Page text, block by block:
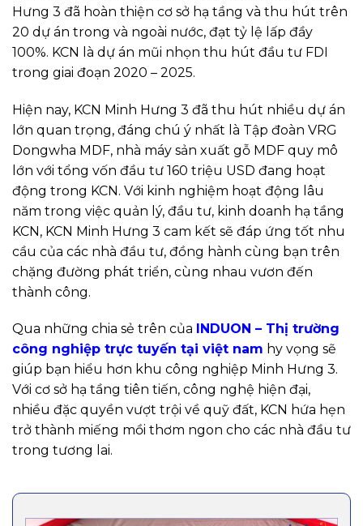
Hưng 3 đã hoàn thiện cơ sở hạ tầng và thu hút trên
20 dự án trong và ngoài nước, đạt tỷ lệ lấp đầy
100%. KCN là dự án mũi nhọn thu hút đầu tư FDI
trong giai đoạn 2020 – 2025.
Hiện nay, KCN Minh Hưng 3 đã thu hút nhiều dự án
lớn quan trọng, đáng chú ý nhất là Tập đoàn VRG
Dongwha MDF, nhà máy sản xuất gỗ MDF quy mô
lớn với tổng vốn đầu tư 160 triệu USD đang hoạt
động trong KCN. Với kinh nghiệm hoạt động lâu
năm trong việc quản lý, đầu tư, kinh doanh hạ tầng
KCN, KCN Minh Hưng 3 cam kết sẽ đáp ứng tốt nhu
cầu của các nhà đầu tư, đồng hành cùng bạn trên
chặng đường phát triển, cùng nhau vươn đến
thành công.
Qua những chia sẻ trên của
INDUON – Thị trường
công nghiệp trực tuyến tại việt nam hy vọng sẽ
giúp bạn hiểu hơn khu công nghiệp Minh Hưng 3.
Với cơ sở hạ tầng tiên tiến, công nghệ hiện đại,
nhiều đặc quyền vượt trội về quỹ đất, KCN hứa hẹn
trở thành miếng mồi thơm ngon cho các nhà đầu tư
trong tương lai.